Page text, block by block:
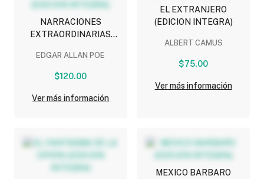
NARRACIONES
EXTRAORDINARIAS
EDGAR ALLAN POE
$120.00
Ver más información
EL EXTRANJERO
(EDICION INTEGRA)
ALBERT CAMUS
$75.00
Ver más información
MEXICO BARBARO